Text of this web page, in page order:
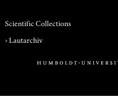
Scientific Collections
›Lautarchiv